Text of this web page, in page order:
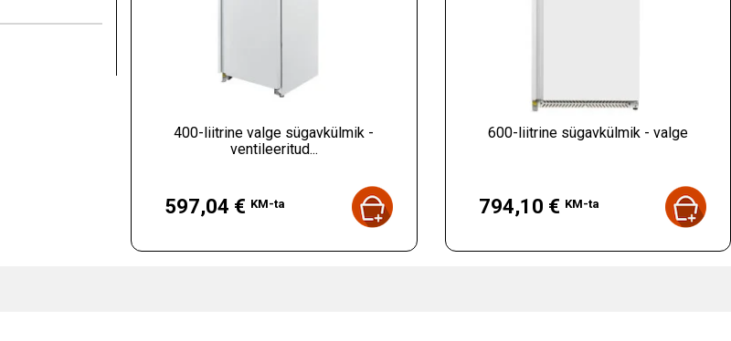
400-liitrine valge sügavkülmik -
ventileeritud...
597,04 € KM-ta
600-liitrine sügavkülmik - valge
794,10 € KM-ta